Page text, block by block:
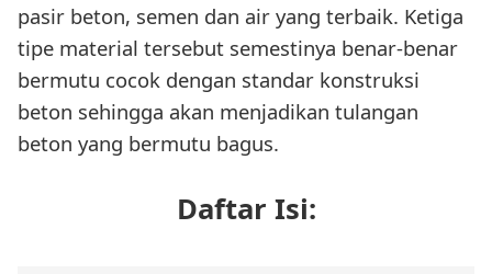
pasir beton, semen dan air yang terbaik. Ketiga
tipe material tersebut semestinya benar-benar
bermutu cocok dengan standar konstruksi
beton sehingga akan menjadikan tulangan
beton yang bermutu bagus.
Daftar Isi: